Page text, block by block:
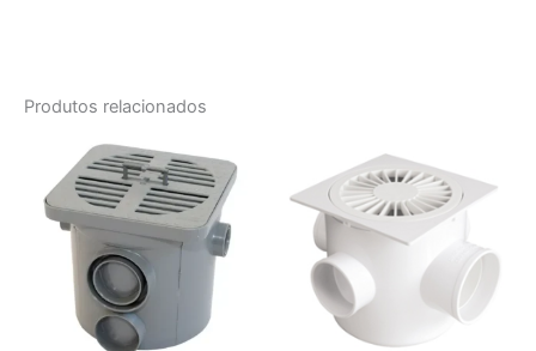
Produtos relacionados